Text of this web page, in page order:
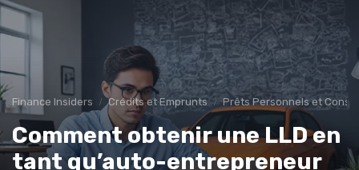
Finance Insiders Crédits et Emprunts Prêts Personnels et
Comment obtenir une LLD en
tant qu’auto-entrepreneur